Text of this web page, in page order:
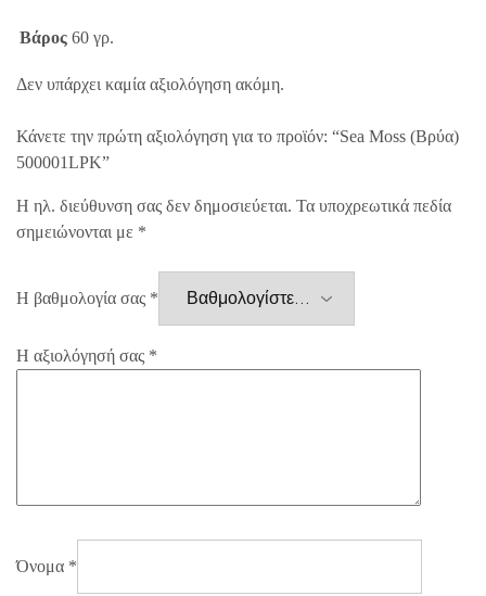
Βάρος 60 γρ.
Δεν υπάρχει καμία αξιολόγηση ακόμη.
Κάνετε την πρώτη αξιολόγηση για το προϊόν: “Sea Moss (Βρύα)
500001LPK”
Η ηλ. διεύθυνση σας δεν δημοσιεύεται. Τα υποχρεωτικά πεδία
σημειώνονται με *
Η βαθμολογία σας *
Η αξιολόγησή σας *
Όνομα *